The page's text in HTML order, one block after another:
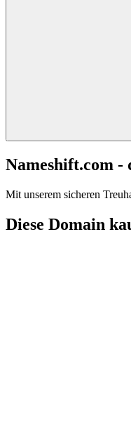
Nameshift.com -
Mit unserem sicheren
Diese Domain